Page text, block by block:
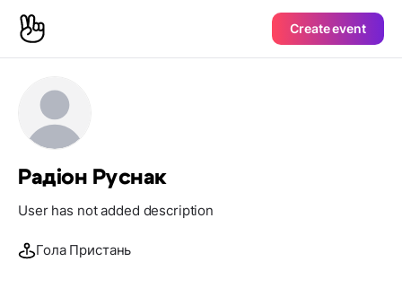
Create event
Радіон Руснак
User has not added description
Гола Пристань